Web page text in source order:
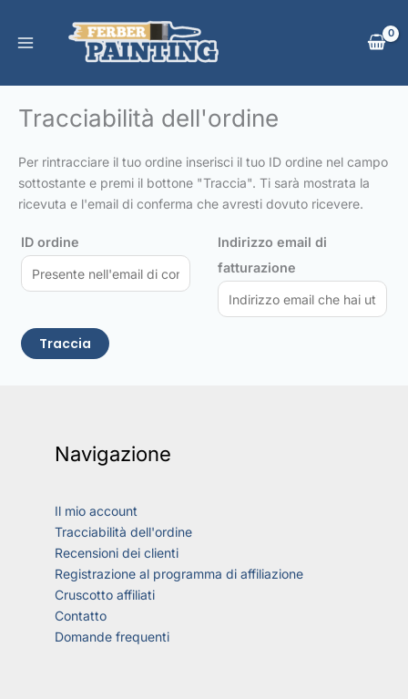
contenuto
Tracciabilità dell'ordine
Per rintracciare il tuo ordine inserisci il tuo ID ordine nel campo
sottostante e premi il bottone "Traccia". Ti sarà mostrata la
ricevuta e l'email di conferma che avresti dovuto ricevere.
ID ordine
Indirizzo email di
fatturazione
Traccia
Navigazione
Il mio account
Tracciabilità dell'ordine
Recensioni dei clienti
Registrazione al programma di affiliazione
Cruscotto affiliati
Contatto
Domande frequenti